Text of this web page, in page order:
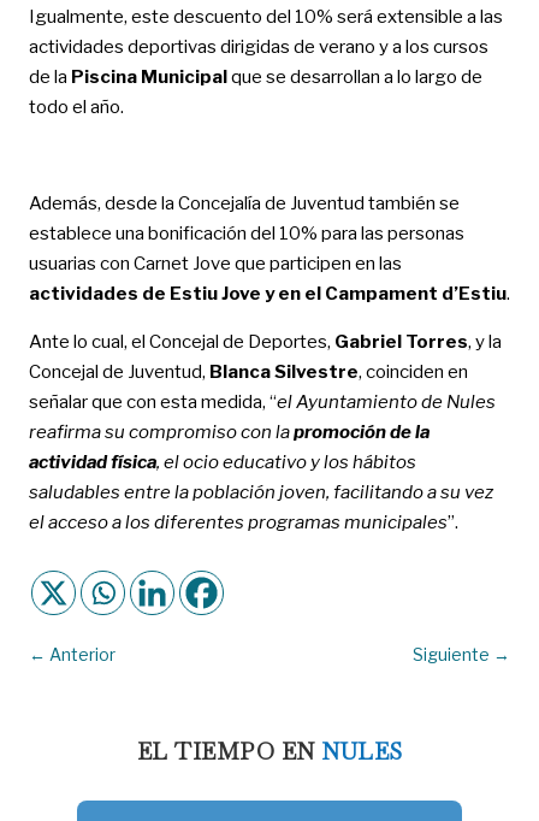
Igualmente, este descuento del 10% será extensible a las
actividades deportivas dirigidas de verano y a los cursos
de la Piscina Municipalque se desarrollan a lo largo de
todo el año.
Además, desde la Concejalía de Juventud también se
establece una bonificación del 10% para las personas
usuarias con Carnet Jove que participen en las
actividades de Estiu Jove y en el Campament d’Estiu.
Ante lo cual, el Concejal de Deportes, Gabriel Torres, y la
Concejal de Juventud, Blanca Silvestre, coinciden en
señalar que con esta medida, “el Ayuntamiento de Nules
reafirma su compromiso con lapromoción de la
actividad física, el ocio educativo y los hábitos
saludables entre la población joven, facilitando a su vez
el acceso a los diferentes programas municipales”.
← Anterior Siguiente →
EL TIEMPO EN NULES